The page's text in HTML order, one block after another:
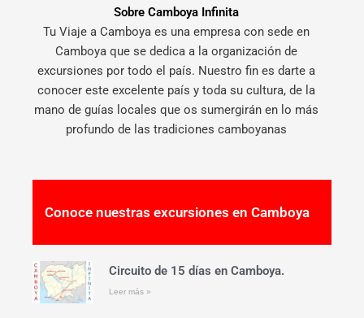
Sobre Camboya Infinita
Tu Viaje a Camboya es una empresa con sede en
Camboya que se dedica a la organización de
excursiones por todo el país. Nuestro fin es darte a
conocer este excelente país y toda su cultura, de la
mano de guías locales que os sumergirán en lo más
profundo de las tradiciones camboyanas
Conoce nuestras excursiones en Camboya
Circuito de 15 días en Camboya.
Leer más »